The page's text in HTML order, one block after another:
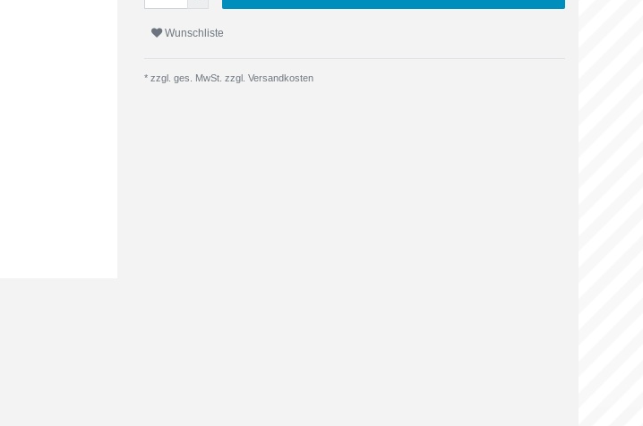
Wunschliste
* zzgl. ges. MwSt. zzgl. Versandkosten